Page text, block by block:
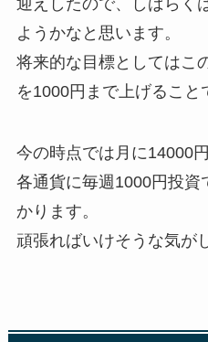
ようかなと思います。
将来的な目標としてはこ
を1000円まで上げること
今の時点では月に14000
各通貨に毎週1000円投資
かります。
頑張ればいけそうな気が